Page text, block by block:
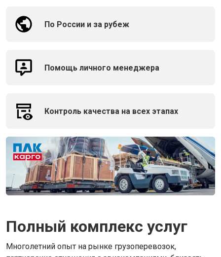
По России и за рубеж
Помощь личного менеджера
Контроль качества на всех этапах
Полный комплекс услуг
Многолетний опыт на рынке грузоперевозок,